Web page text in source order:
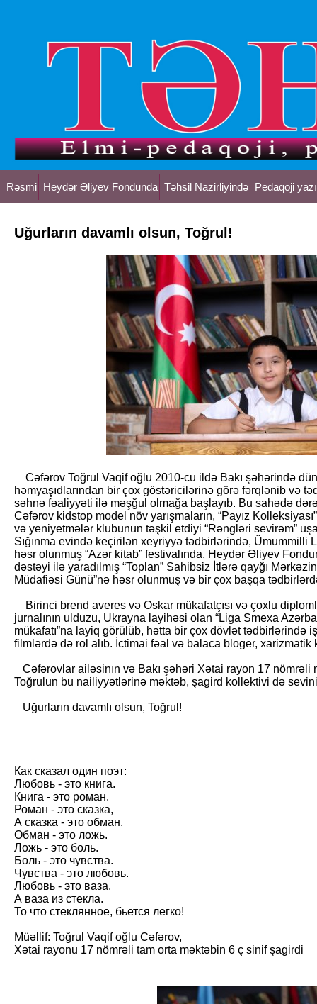
Rəsmi Heydər Əliyev Fondunda Təhsil Nazirliyində Pedaqoji
Uğurların davamlı olsun, Toğrul!
Cəfərov Toğrul Vaqif oğlu 2010-cu ildə Bakı şəhərində
həmyaşıdlarından bir çox göstəricilərinə görə fərqlənib və
səhnə fəaliyyəti ilə məşğul olmağa başlayıb. Bu sahədə
Cəfərov kidstop model növ yarışmaların, “Payız
və yeniyetmələr klubunun təşkil etdiyi “Rəngləri sevirəm”
Sığınma evində keçirilən xeyriyyə tədbirlərində,
həsr olunmuş “Azər kitab” festivalında, Heydər Əliyev
dəstəyi ilə yaradılmış “Toplan” Sahibsiz İtlərə qayğı
Müdafiəsi Günü”nə həsr olunmuş və bir çox başqa
Birinci brend averes və Oskar mükafatçısı və çoxlu
jurnalının ulduzu, Ukrayna layihəsi olan “Liga Smexa
mükafatı”na layiq görülüb, hətta bir çox dövlət tədbirlərində
filmlərdə də rol alıb. İctimai fəal və balaca bloger, xarizmatik
Cəfərovlar ailəsinın və Bakı şəhəri Xətai rayon 17 nömrəli
Toğrulun bu nailiyyətlərinə məktəb, şagird kollektivi də
Uğurların davamlı olsun, Toğrul!
Как сказал один поэт:
Любовь - это книга.
Книга - это роман.
Роман - это сказка,
А сказка - это обман.
Обман - это ложь.
Ложь - это боль.
Боль - это чувства.
Чувства - это любовь.
Любовь - это ваза.
А ваза из стекла.
То что стеклянное, бьется легко!
Müəllif: Toğrul Vaqif oğlu Cəfərov,
Xətai rayonu 17 nömrəli tam orta məktəbin 6 ç sinif şagirdi